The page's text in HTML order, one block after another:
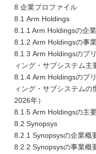
8 企業プロファイル
8.1 Arm Holdings
8.1.1 Arm Holdingsの企
8.1.2 Arm Holdingsの事
8.1.3 Arm Holdingsのプ
ィング・サブシステム主
8.1.4 Arm Holdingsのプ
ィング・サブシステムの
2026年）
8.1.5 Arm Holdingsの主
8.2 Synopsys
8.2.1 Synopsysの企業概
8.2.2 Synopsysの事業概